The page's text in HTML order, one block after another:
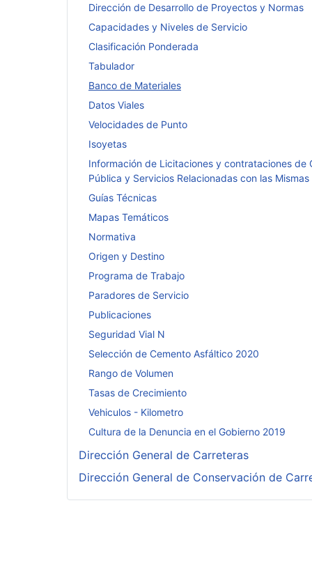
Dirección de Desarrollo de Proyectos y Normas
Capacidades y Niveles de Servicio
Clasificación Ponderada
Tabulador
Banco de Materiales
Datos Viales
Velocidades de Punto
Isoyetas
Información de Licitaciones y contrataciones de
Pública y Servicios Relacionadas con las Mismas
Guías Técnicas
Mapas Temáticos
Normativa
Origen y Destino
Programa de Trabajo
Paradores de Servicio
Publicaciones
Seguridad Vial N
Selección de Cemento Asfáltico 2020
Rango de Volumen
Tasas de Crecimiento
Vehiculos - Kilometro
Cultura de la Denuncia en el Gobierno 2019
Dirección General de Carreteras
Dirección General de Conservación de